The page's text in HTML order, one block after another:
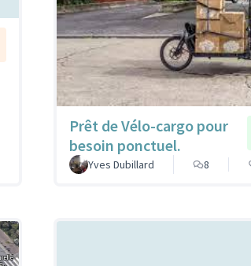
Prêt de Vélo-cargo pour
besoin ponctuel.
Yves Dubillard
8